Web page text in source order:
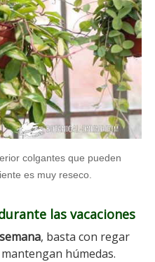
colgantes que pueden
es muy reseco.
las vacaciones
, basta con regar
húmedas.